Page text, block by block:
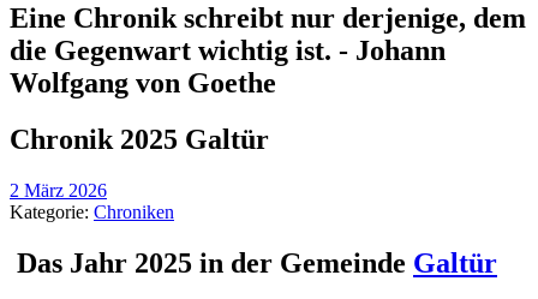
Eine Chronik schreibt nur derjenige, dem
die Gegenwart wichtig ist. - Johann
Wolfgang von Goethe
Chronik 2025 Galtür
2 März 2026
Kategorie: Chroniken
Das Jahr 2025 in der Gemeinde Galtür